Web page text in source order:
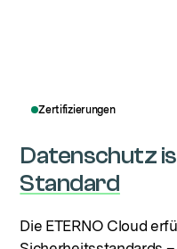
Zertifizierungen
Datenschutz
Standard
Die ETERNO Cloud